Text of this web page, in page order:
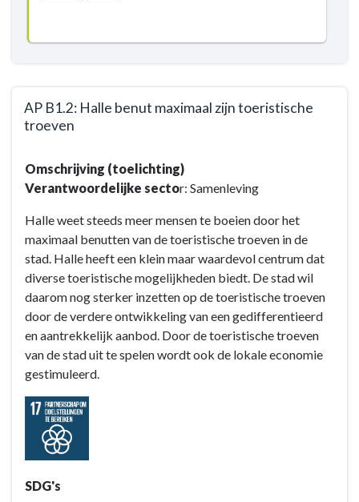
AP B1.2: Halle benut maximaal zijn toeristische
troeven
naar
navigatie
hand
versterken
elkaar
Omschrijving (toelichting)
Verantwoordelijke sector: Samenleving
Halle weet steeds meer mensen te boeien door het
maximaal benutten van de toeristische troeven in de
stad. Halle heeft een klein maar waardevol centrum dat
diverse toeristische mogelijkheden biedt. De stad wil
daarom nog sterker inzetten op de toeristische troeven
door de verdere ontwikkeling van een gedifferentieerd
en aantrekkelijk aanbod. Door de toeristische troeven
van de stad uit te spelen wordt ook de lokale economie
gestimuleerd.
SDG's